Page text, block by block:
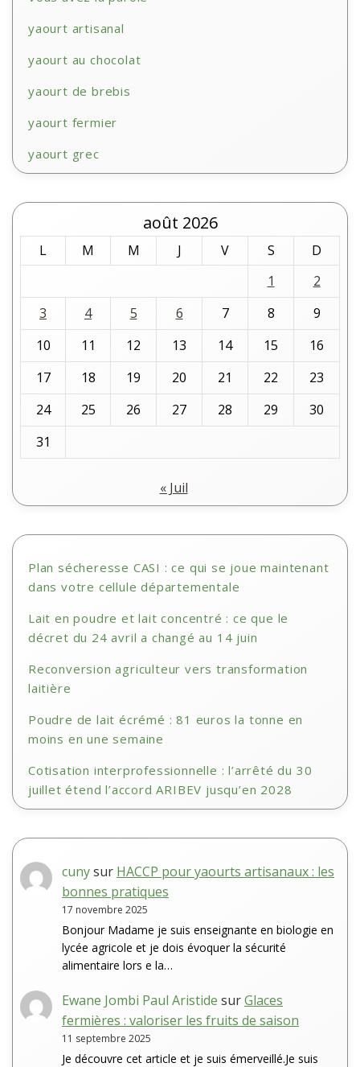
yaourt artisanal
yaourt au chocolat
yaourt de brebis
yaourt fermier
yaourt grec
août 2026
L M M J V S
D
1
2
3
4 5 6 7 8
9
10
11 12 13 14 15
16
17
18 19 20 21 22
23
24
25 26 27 28 29
30
31
« Juil
Plan sécheresse CASI : ce qui se joue maintenant
dans votre cellule départementale
Lait en poudre et lait concentré : ce que le
décret du 24 avril a changé au 14 juin
Reconversion agriculteur vers transformation
laitière
Poudre de lait écrémé : 81 euros la tonne en
moins en une semaine
Cotisation interprofessionnelle : l’arrêté du 30
juillet étend l’accord ARIBEV jusqu’en 2028
cunysur HACCP pour yaourts artisanaux : les
bonnes pratiques
17 novembre 2025
Bonjour Madame je suis enseignante en biologie en
lycée agricole et je dois évoquer la sécurité
alimentaire lors e la…
Ewane Jombi Paul Aristide surGlaces
fermières : valoriser les fruits de saison
11 septembre 2025
Je découvre cet article et je suis émerveillé.Je suis